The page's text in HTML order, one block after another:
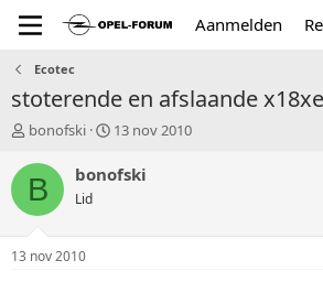
Aanmelden
Ecotec
stoterende en afslaande x18xe
T
p
a
bonofski
S
a
13 nov 2010
B bonofski
Lid
13 nov 2010